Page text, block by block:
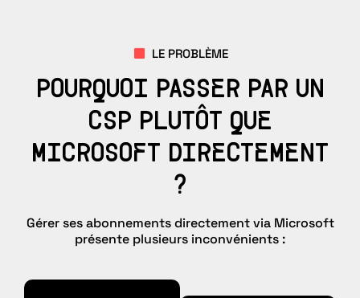
LE PROBLÈME
POURQUOI PASSER PAR UN
CSP PLUTÔT QUE
MICROSOFT DIRECTEMENT
?
Gérer ses abonnements directement via Microsoft
présente plusieurs inconvénients :